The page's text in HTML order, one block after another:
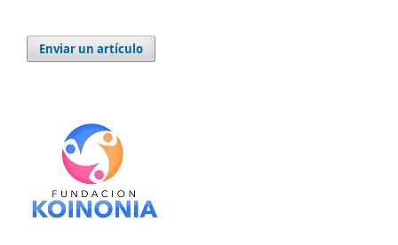
Enviar un artículo